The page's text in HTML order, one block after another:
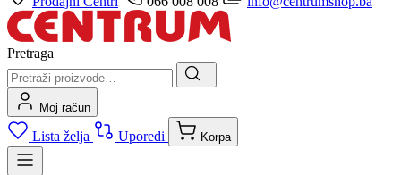
Pretraga
Moj račun
Lista želja Uporedi Korpa